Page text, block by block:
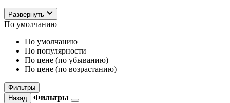
Развернуть
По умолчанию
По умолчанию
По популярности
По цене (по убыванию)
По цене (по возрастанию)
Фильтры
Назад
Фильтры